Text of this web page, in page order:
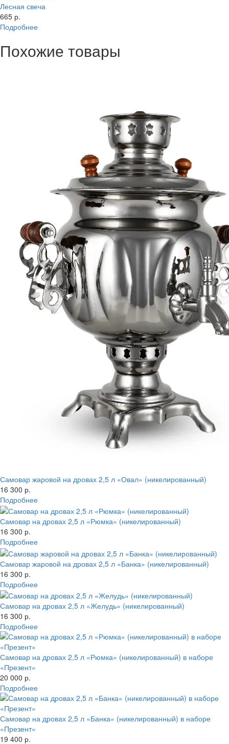
Лесная свеча
665 р.
Подробнее
Похожие товары
Самовар жаровой на дровах 2,5 л «Овал» (никелированный)
16 300 р.
Подробнее
Самовар на дровах 2,5 л «Рюмка» (никелированный)
16 300 р.
Подробнее
Самовар жаровой на дровах 2,5 л «Банка» (никелированный)
16 300 р.
Подробнее
Самовар на дровах 2,5 л «Желудь» (никелированный)
16 300 р.
Подробнее
Самовар на дровах 2,5 л «Рюмка» (никелированный) в наборе
«Презент»
20 000 р.
Подробнее
Самовар на дровах 2,5 л «Банка» (никелированный) в наборе
«Презент»
19 400 р.